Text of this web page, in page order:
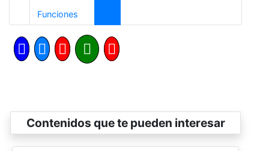
Funciones
Contenidos que te pueden interesar